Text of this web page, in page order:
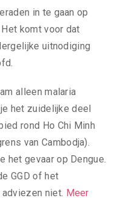
in te gaan op
komt voor dat
uitnodiging
alleen malaria
het zuidelijke deel
rond Ho Chi Minh
van Cambodja).
het gevaar op Dengue.
GGD of het
niet. Meer